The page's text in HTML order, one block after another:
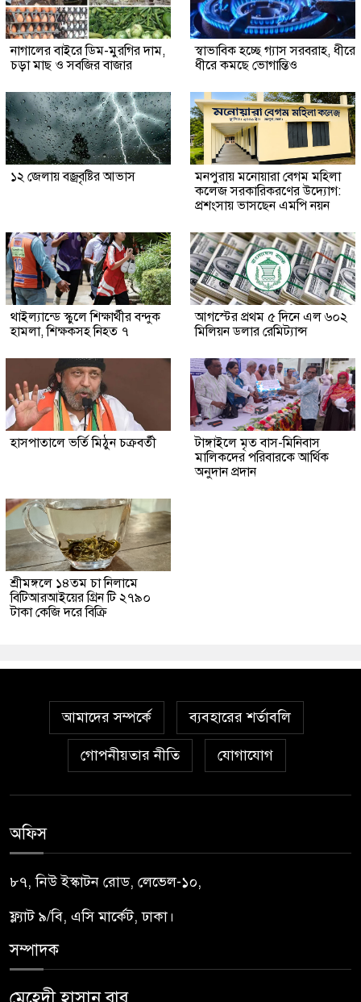
নাগালের বাইরে ডিম-মুরগির দাম,
চড়া মাছ ও সবজির বাজার
স্বাভাবিক হচ্ছে গ্যাস সরবরাহ, ধীরে
ধীরে কমছে ভোগান্তিও
১২ জেলায় বজ্রবৃষ্টির আভাস
মনপুরায় মনোয়ারা বেগম মহিলা
কলেজ সরকারিকরণের উদ্যোগ:
প্রশংসায় ভাসছেন এমপি নয়ন
থাইল্যান্ডে স্কুলে শিক্ষার্থীর বন্দুক
হামলা, শিক্ষকসহ নিহত ৭
আগস্টের প্রথম ৫ দিনে এল ৬০২
মিলিয়ন ডলার রেমিট্যান্স
হাসপাতালে ভর্তি মিঠুন চক্রবর্তী
টাঙ্গাইলে মৃত বাস-মিনিবাস
মালিকদের পরিবারকে আর্থিক
অনুদান প্রদান
শ্রীমঙ্গলে ১৪তম চা নিলামে
বিটিআরআইয়ের গ্রিন টি ২৭৯০
টাকা কেজি দরে বিক্রি
আমাদের সম্পর্কে ব্যবহারের শর্তাবলি
গোপনীয়তার নীতি যোগাযোগ
অফিস
৮৭, নিউ ইস্কাটন রোড, লেভেল-১০,
ফ্ল্যাট ৯/বি, এসি মার্কেট, ঢাকা।
সম্পাদক
মেহেদী হাসান বাবু